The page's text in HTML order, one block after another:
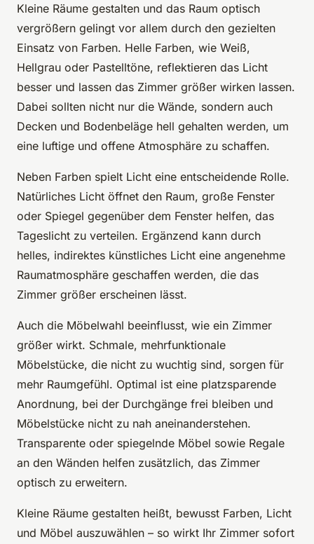
Kleine Räume gestalten und das Raum optisch
vergrößern gelingt vor allem durch den gezielten
Einsatz von Farben. Helle Farben, wie Weiß,
Hellgrau oder Pastelltöne, reflektieren das Licht
besser und lassen das Zimmer größer wirken lassen.
Dabei sollten nicht nur die Wände, sondern auch
Decken und Bodenbeläge hell gehalten werden, um
eine luftige und offene Atmosphäre zu schaffen.
Neben Farben spielt Licht eine entscheidende Rolle.
Natürliches Licht öffnet den Raum, große Fenster
oder Spiegel gegenüber dem Fenster helfen, das
Tageslicht zu verteilen. Ergänzend kann durch
helles, indirektes künstliches Licht eine angenehme
Raumatmosphäre geschaffen werden, die das
Zimmer größer erscheinen lässt.
Auch die Möbelwahl beeinflusst, wie ein Zimmer
größer wirkt. Schmale, mehrfunktionale
Möbelstücke, die nicht zu wuchtig sind, sorgen für
mehr Raumgefühl. Optimal ist eine platzsparende
Anordnung, bei der Durchgänge frei bleiben und
Möbelstücke nicht zu nah aneinanderstehen.
Transparente oder spiegelnde Möbel sowie Regale
an den Wänden helfen zusätzlich, das Zimmer
optisch zu erweitern.
Kleine Räume gestalten heißt, bewusst Farben, Licht
und Möbel auszuwählen – so wirkt Ihr Zimmer sofort